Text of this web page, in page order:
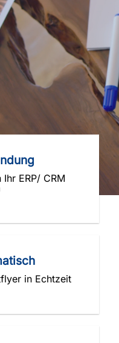
ERP/ CRM
in Echtzeit